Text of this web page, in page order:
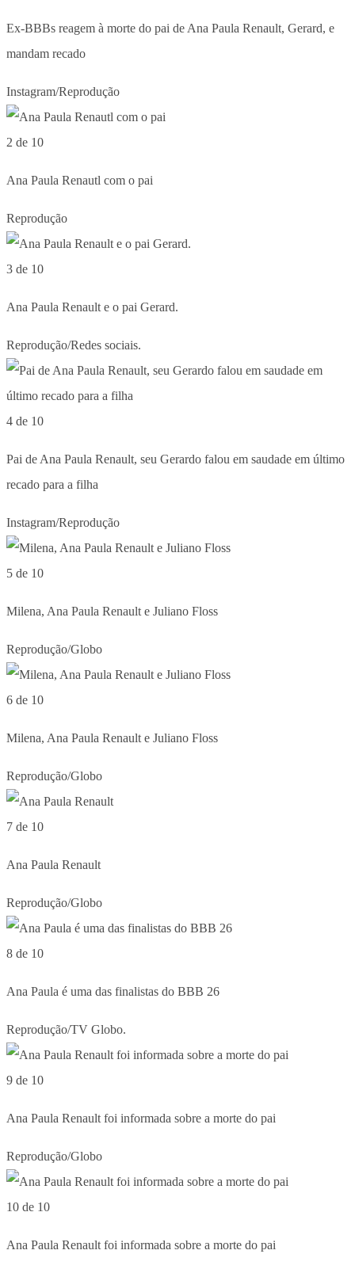
Ex-BBBs reagem à morte do pai de Ana Paula Renault, Gerard, e
mandam recado
Instagram/Reprodução
2 de 10
Ana Paula Renautl com o pai
Reprodução
3 de 10
Ana Paula Renault e o pai Gerard.
Reprodução/Redes sociais.
4 de 10
Pai de Ana Paula Renault, seu Gerardo falou em saudade em último
recado para a filha
Instagram/Reprodução
5 de 10
Milena, Ana Paula Renault e Juliano Floss
Reprodução/Globo
6 de 10
Milena, Ana Paula Renault e Juliano Floss
Reprodução/Globo
7 de 10
Ana Paula Renault
Reprodução/Globo
8 de 10
Ana Paula é uma das finalistas do BBB 26
Reprodução/TV Globo.
9 de 10
Ana Paula Renault foi informada sobre a morte do pai
Reprodução/Globo
10 de 10
Ana Paula Renault foi informada sobre a morte do pai